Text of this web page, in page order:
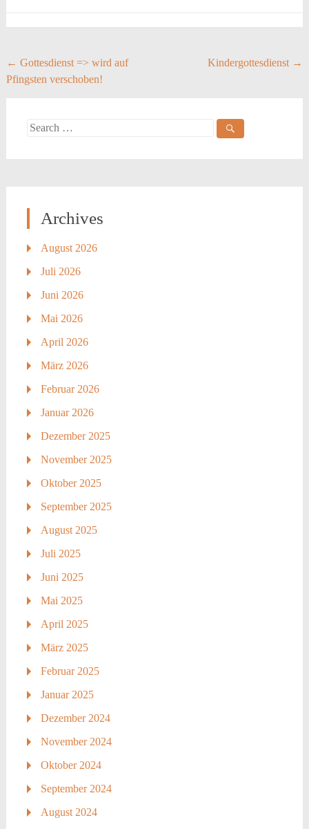
Post
navigation
← Gottesdienst => wird auf
Pfingsten verschoben!
Kindergottesdienst →
Search
Archives
August 2026
Juli 2026
Juni 2026
Mai 2026
April 2026
März 2026
Februar 2026
Januar 2026
Dezember 2025
November 2025
Oktober 2025
September 2025
August 2025
Juli 2025
Juni 2025
Mai 2025
April 2025
März 2025
Februar 2025
Januar 2025
Dezember 2024
November 2024
Oktober 2024
September 2024
August 2024